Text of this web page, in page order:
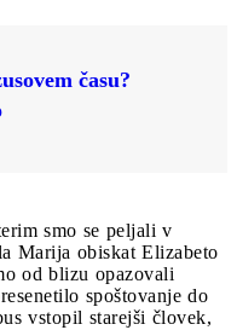
času?
smo se peljali v
Marija obiskat Elizabeto
od blizu opazovali
spoštovanje do
vstopil starejši človek,